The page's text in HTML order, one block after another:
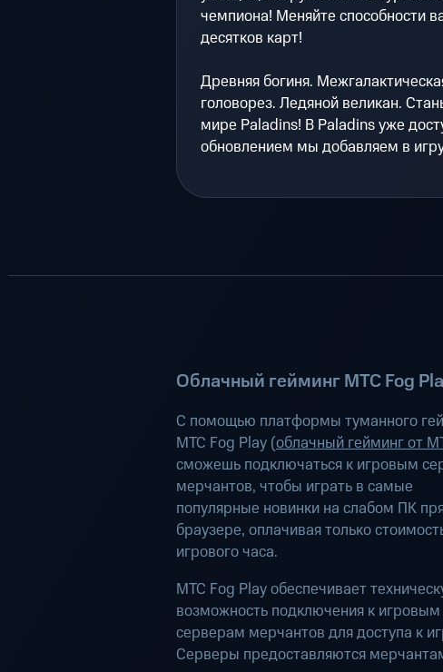
чемпиона! Меняйте способности
десятков карт!
Древняя богиня.
головорез. Ледяной великан.
мире Paladins! В Paladins уже
обновлением мы добавляем в
Облачный гейминг МТС Fog
С помощью платформы туманного
МТС Fog Play (облачный гейминг от
сможешь подключаться к игровым
мерчантов, чтобы играть в самые
популярные новинки на слабом ПК
браузере, оплачивая только
игрового часа.
МТС Fog Play обеспечивает
возможность подключения к игровым
серверам мерчантов для доступа к
Серверы предоставляются